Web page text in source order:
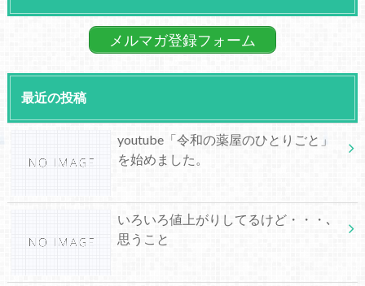
メルマガ登録フォーム
最近の投稿
youtube「令和の薬屋のひとりごと」
を始めました。
いろいろ値上がりしてるけど・・・､
思うこと